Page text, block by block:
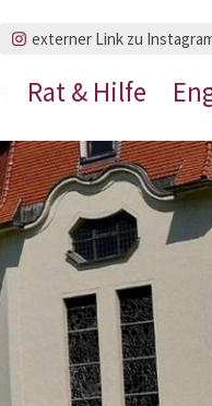
externer Link zu
Rat & Hilfe